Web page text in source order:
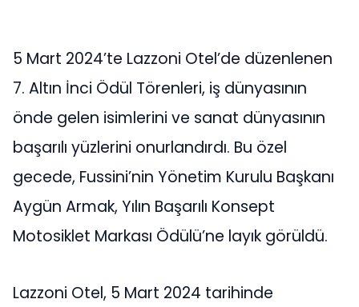
5 Mart 2024’te Lazzoni Otel’de düzenlenen
7. Altın İnci Ödül Törenleri, iş dünyasının
önde gelen isimlerini ve sanat dünyasının
başarılı yüzlerini onurlandırdı. Bu özel
gecede, Fussini’nin Yönetim Kurulu Başkanı
Aygün Armak, Yılın Başarılı Konsept
Motosiklet Markası Ödülü’ne layık görüldü.
Lazzoni Otel, 5 Mart 2024 tarihinde